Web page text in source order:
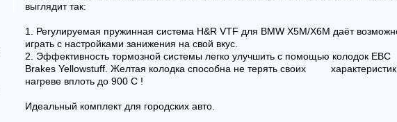
выглядит так:
1. Регулируемая пружинная система H&R VTF для BMW X5M/X6M даёт
играть с настройками занижения на свой вкус.
2. Эффективность тормозной системы легко улучшить с помощью колодок EBC
Brakes Yellowstuff. Желтая колодка способна не терять своих
нагреве вплоть до 900 С !
Идеальный комплект для городских авто.